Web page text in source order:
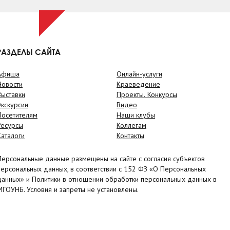
САЙТА
Онлайн-услуги
Краеведение
Проекты. Конкурсы
Видео
Наши клубы
Коллегам
Контакты
данные размещены на сайте с согласия субъектов
данных, в соответствии с 152 ФЗ «О Персональных
и Политики в отношении обработки персональных данных в
Условия и запреты не установлены.